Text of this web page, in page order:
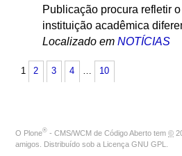
Publicação procura refletir
instituição acadêmica
Localizado em NOTÍCIAS
1 2 3 4 … 10
O Plone® - CMS/WCM de Código Aberto tem ©
amigos. Distribuído sob a Licença GNU GPL